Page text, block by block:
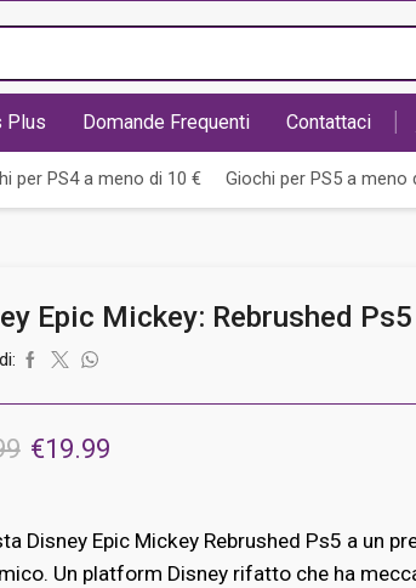
di
ricerca
Plus Domande Frequenti Contattaci
per PS4 a meno di 10 € Giochi per PS5 a meno
Epic Mickey: Rebrushed Ps5
Il
originale
era:
€19.99Il
attuale
è:
Disney Epic Mickey Rebrushed Ps5 a un
Un platform Disney rifatto che ha